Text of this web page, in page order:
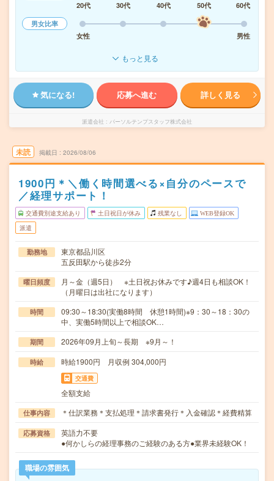
20代
30代 40代 50代
60代
男女比率
女性
男性
もっと見る
気になる! 応募へ進む 詳しく見る
派遣会社 パーソルテンプスタッフ株式会社
未読 掲載日 2026/08/06
1900円＊＼働く時間選べる×自分のペースで
／経理サポート！
交通費別途支給あり 土日祝日が休み 残業なし WEB登録OK
派遣
勤務地
東京都品川区
五反田駅から徒歩2分
曜日頻度
月～金（週5日） ※土日祝お休みです♪週4日も相談OK！
（月曜日は出社になります）
時間
09:30～18:30(実働8時間 休憩1時間)※9：30～18：30の
中、実働5時間以上で相談OK…
期間 2026年09月上旬～長期 ※9月～！
時給 時給1900円 月収例 304,000円
交通費
全額支給
仕事内容 ＊仕訳業務＊支払処理＊請求書発行＊入金確認＊経費精算
応募資格
英語力不要
●何かしらの経理事務のご経験のある方●業界未経験OK！
職場の雰囲気